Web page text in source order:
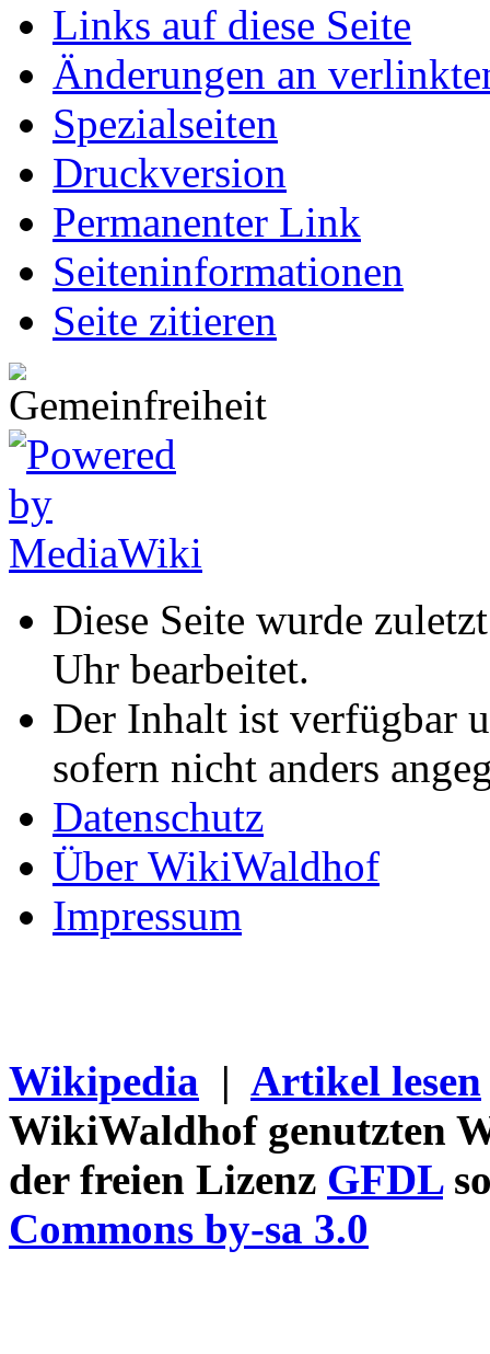
Links auf diese Seite
Änderungen an
Spezialseiten
Druckversion
Permanenter Link
Seiten­informationen
Seite zitieren
Diese Seite wurde
Uhr bearbeitet.
Der Inhalt ist verfügbar
sofern nicht anders
Datenschutz
Über WikiWaldhof
Impressum
Wikipedia | Artikel lesen
WikiWaldhof genutzten
der freien Lizenz GFDL
Commons by-sa 3.0